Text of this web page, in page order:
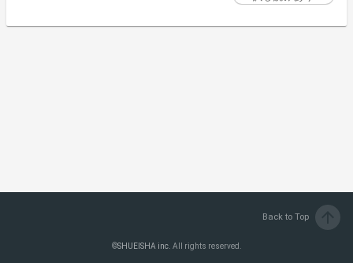
Back to Top
©SHUEISHA inc. All rights reserved.